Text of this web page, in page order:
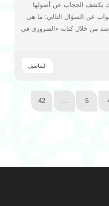
بكشف الحجاب عن أصولها
عن السؤال التالي: ما هي
من خلال كتابه «الضروري في
التفاصيل
5
42